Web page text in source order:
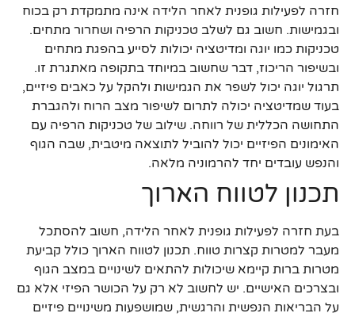
חזרה לפעילות גופנית לאחר הלידה אינה מתמקדת רק בכוח
ובגמישות. חשוב גם לשלב טכניקות הרפיה ושחרור מתחים.
טכניקות כמו יוגה ומדיטציה יכולות לסייע בהפגת מתחים
ובשיפור הריכוז, דבר שחשוב במיוחד בתקופה מאתגרת זו.
תרגול יוגה יכול לשפר את הגמישות ולהקל על כאבים פיזיים,
בעוד שמדיטציה יכולה לתרום לשיפור מצב הרוח ולהגברת
התחושה הכללית של רווחה. שילוב של טכניקות הרפיה עם
האימונים הפיזיים יכול להוביל לתוצאה מיטבית, שבה הגוף
והנפש עובדים יחד להרמוניה מלאה.
תכנון לטווח הארוך
בעת חזרה לפעילות גופנית לאחר הלידה, חשוב להסתכל
מעבר למטרות קצרות טווח. תכנון לטווח הארוך כולל קביעת
מטרות ברות קיימא שיכולות להתאים לשינויים במצב הגוף
ובצרכים האישיים. יש לחשוב לא רק על הכושר הפיזי אלא גם
על הבריאות הנפשית והרגשית, שמושפעות משינויים פיזיים